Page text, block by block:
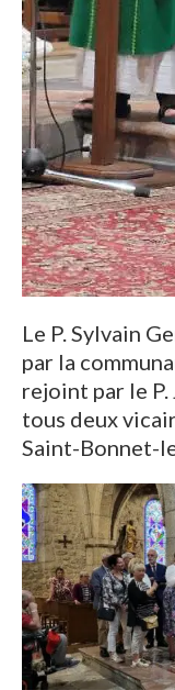
Le P. Sylvain
par la
rejoint par le
tous deux
Saint-Bonnet-